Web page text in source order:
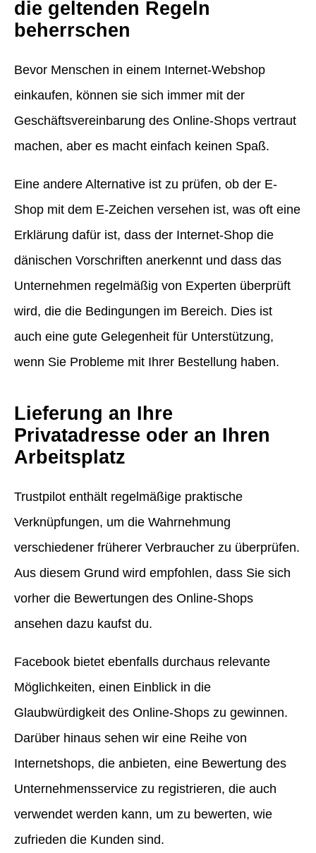
die geltenden Regeln
beherrschen
Bevor Menschen in einem Internet-Webshop
einkaufen, können sie sich immer mit der
Geschäftsvereinbarung des Online-Shops vertraut
machen, aber es macht einfach keinen Spaß.
Eine andere Alternative ist zu prüfen, ob der E-
Shop mit dem E-Zeichen versehen ist, was oft eine
Erklärung dafür ist, dass der Internet-Shop die
dänischen Vorschriften anerkennt und dass das
Unternehmen regelmäßig von Experten überprüft
wird, die die Bedingungen im Bereich. Dies ist
auch eine gute Gelegenheit für Unterstützung,
wenn Sie Probleme mit Ihrer Bestellung haben.
Lieferung an Ihre
Privatadresse oder an Ihren
Arbeitsplatz
Trustpilot enthält regelmäßige praktische
Verknüpfungen, um die Wahrnehmung
verschiedener früherer Verbraucher zu überprüfen.
Aus diesem Grund wird empfohlen, dass Sie sich
vorher die Bewertungen des Online-Shops
ansehen dazu kaufst du.
Facebook bietet ebenfalls durchaus relevante
Möglichkeiten, einen Einblick in die
Glaubwürdigkeit des Online-Shops zu gewinnen.
Darüber hinaus sehen wir eine Reihe von
Internetshops, die anbieten, eine Bewertung des
Unternehmensservice zu registrieren, die auch
verwendet werden kann, um zu bewerten, wie
zufrieden die Kunden sind.